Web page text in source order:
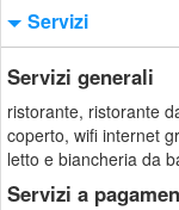
Servizi
Servizi generali
ristorante, ristorante
coperto, wifi internet
letto e biancheria da
Servizi a